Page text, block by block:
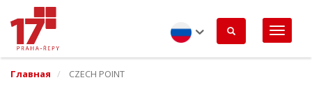
Перейти
основному
содержанию
Russian
Главная
CZECH POINT